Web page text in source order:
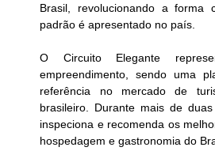
Brasil, revolucionando a
padrão é apresentado no país.
O Circuito Elegante
empreendimento, sendo uma
referência no mercado de
brasileiro. Durante mais de
inspeciona e recomenda os
hospedagem e gastronomia do